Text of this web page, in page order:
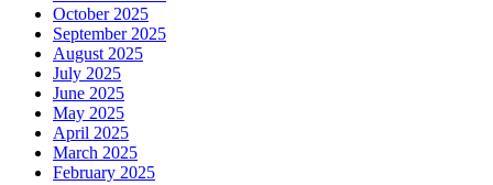
October 2025
September 2025
August 2025
July 2025
June 2025
May 2025
April 2025
March 2025
February 2025